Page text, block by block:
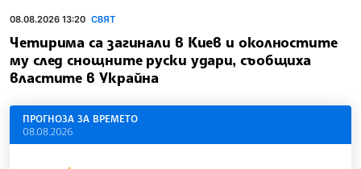
08.08.2026 13:20 СВЯТ
Четирима са загинали в Киев и околностите
му след снощните руски удари, съобщиха
властите в Украйна
ПРОГНОЗА ЗА ВРЕМЕТО
08.08.2026